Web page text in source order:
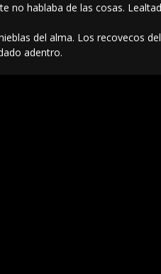
no hablaba de las cosas.
del alma. Los recovecos
adentro.